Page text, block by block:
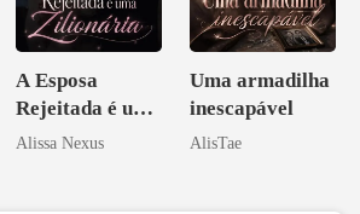
A Esposa
Rejeitada é uma
Zilionária
Alissa Nexus
Uma armadilha
inescapável
AlisTae